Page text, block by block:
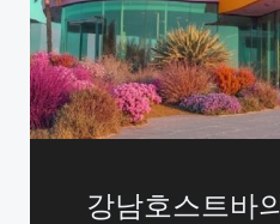
강남호스트바